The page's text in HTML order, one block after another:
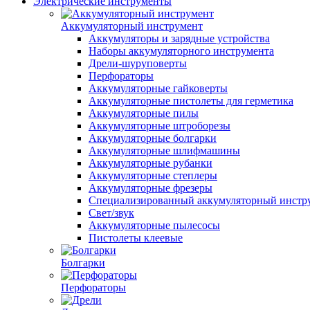
Аккумуляторный инструмент
Аккумуляторы и зарядные устройства
Наборы аккумуляторного инструмента
Дрели-шуруповерты
Перфораторы
Аккумуляторные гайковерты
Аккумуляторные пистолеты для герметика
Аккумуляторные пилы
Аккумуляторные штроборезы
Аккумуляторные болгарки
Аккумуляторные шлифмашины
Аккумуляторные рубанки
Аккумуляторные степлеры
Аккумуляторные фрезеры
Специализированный аккумуляторный
Свет/звук
Аккумуляторные пылесосы
Пистолеты клеевые
Болгарки
Перфораторы